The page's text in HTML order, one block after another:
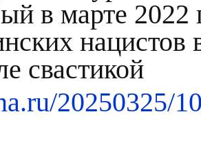
в марте 2022
свастикой
20250325/